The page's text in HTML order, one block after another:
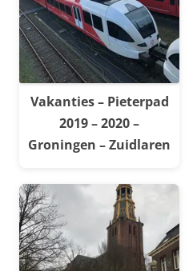
Vakanties – Pieterpad
2019 – 2020 –
Groningen – Zuidlaren